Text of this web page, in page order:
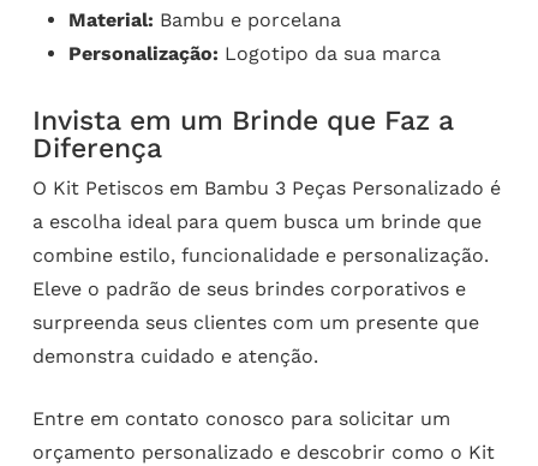
Material: Bambu e porcelana
Personalização: Logotipo da sua marca
Invista em um Brinde que Faz a
Diferença
O Kit Petiscos em Bambu 3 Peças Personalizado é
a escolha ideal para quem busca um brinde que
combine estilo, funcionalidade e personalização.
Eleve o padrão de seus brindes corporativos e
surpreenda seus clientes com um presente que
demonstra cuidado e atenção.
Entre em contato conosco para solicitar um
orçamento personalizado e descobrir como o Kit